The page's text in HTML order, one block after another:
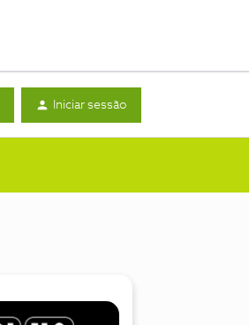
Iniciar sessão